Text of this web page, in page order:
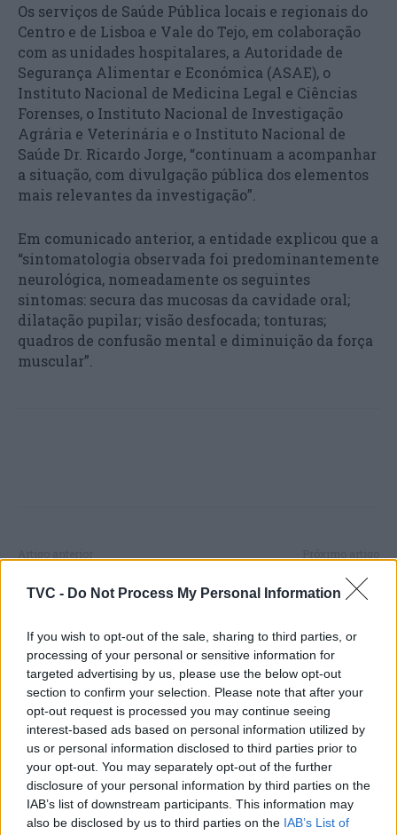
TVC - Do Not Process My Personal Information
If you wish to opt-out of the sale, sharing to third parties, or
processing of your personal or sensitive information for
targeted advertising by us, please use the below opt-out
section to confirm your selection. Please note that after your
opt-out request is processed you may continue seeing
interest-based ads based on personal information utilized by
us or personal information disclosed to third parties prior to
your opt-out. You may separately opt-out of the further
disclosure of your personal information by third parties on the
IAB’s list of downstream participants. This information may
also be disclosed by us to third parties on the IAB’s List of
Os serviços de Saúde Pública locais e regionais do
Centro e de Lisboa e Vale do Tejo, em colaboração
com as unidades hospitalares, a Autoridade de
Segurança Alimentar e Económica (ASAE), o
Instituto Nacional de Medicina Legal e Ciências
Forenses, o Instituto Nacional de Investigação
Agrária e Veterinária e o Instituto Nacional de
Saúde Dr. Ricardo Jorge, “continuam a acompanhar
a situação, com divulgação pública dos elementos
mais relevantes da investigação”.
Em comunicado anterior, a entidade explicou que a
“sintomatologia observada foi predominantemente
neurológica, nomeadamente os seguintes
sintomas: secura das mucosas da cavidade oral;
dilatação pupilar; visão desfocada; tonturas;
quadros de confusão mental e diminuição da força
muscular”.
horas extras prolongado
Meios aéreos reforçam
combate às chamas em
ARTIGOS RELACIONADOSMAIS DO AUTOR